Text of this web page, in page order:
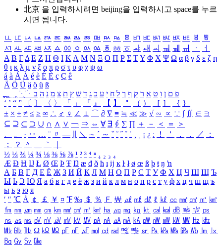
北京 을 입력하시려면 beijing을 입력하시고 space를 누르
시면 됩니다.
ㅥ ㅦ ㅧ ㅨ ㅩ ㅪ ㅫ ㅬ ㅭ ㅮ ㅯ ㅰ ㅱ ㅲ ㅳ ㅴ ㅵ ㅶ ㅷ ㅸ
ㅹ
ㅺ ㅻ ㅼ ㅽ ㅾ ㅿ ㆀ ㆁ ㆂ ㆃ ㆄ ㆅ ㆆ ㆇ ㆈ ㆉ ㆊ ㆋ ㆌ ㆍ
ㆎ
Α Β ΓΔ Ε Ζ Η Θ Ι ΚΛ Μ Ν Ξ Ο Π Ρ Σ ΤΥ Φ Χ Ψ Ω α β γ δ ε ζ η
θ ι κ λ μ ν ξ ο π ρ σ τ υ φ χ ψ ω
á à Á À é è É È ç Ç ê
Ä Ö Ü ä ö ü ß
ִֶֹ ֻּ ׁׂ פ ם ן ו ט א ר ק ף ך ל ח י ע כ ג ד ש ץ ת צ מ נ ה ב
‘ ’ “ ” 〔 〕 〈 〉 「 」 『 』 【 】 ＂ （ ） ［ ］ ｛ ｝
± × ÷ ≠ ≤ ≥ ∞ ∴ ♂ ♀ ∠ ⊥ ⌒ ∂ ∇ ≡ ≒ ≪ ≫ √ ∽ ∝ ∵ ∫ ∬ ∈ ∋
⊆ ⊇ ⊂ ⊃ ∪ ∩ ∧ ∨ ￢ ⇒ ⇔ ∀ ∃ ∮ ∑ ∏ ＋ － ＜ ＝
＞
、
。 · ‥ … ¨ 〃 ― ＼ ∼ ´ ～ ˇ ˘ ˝ ˚ ˙ ¸ ¡ ¿ ː ！ ＇ ， ． ／
：
；
？ ＾ ｀
½ ⅓ ⅔ ¼ ¾ ⅛ ⅜ ⅝ ⅞ ¹ ² ³ ⁴ ⁿ ₁ ₂ ₃ ₄
Æ Ð Ħ Ĳ Ł Ø Œ Þ Ŧ Ŋ æ đ ð ħ ı ĳ ĸ ŀ ł ø œ ß þ ŧ ŋ ŉ
А Б В Г Д Е Ё Ж З И Й К Л М Н О П Р С Т У Ф Х Ц Ч Ш Щ Ъ
Ы Ь Э Ю Я а б в г д е ё ж з и й к л м н о п р с т у ф х ц ч ш щ ъ
ы ь э ю я
′ ″ ℃ Å ￠ ￡ ￥ ¤ ℉ ‰ ＄ ％ Ｆ ￦ ㎕ ㎖ ㎗ ℓ ㎘ ㏄ ㎣ ㎤ ㎥ ㎦
㎙ ㎚ ㎛ ㎜ ㎝ ㎞ ㎟ ㎠ ㎡ ㎢ ㏊ ㎍ ㎎ ㎏ ㏏ ㎈ ㎉ ㏈ ㎧ ㎨ ㎰
㎱ ㎲ ㎳ ㎴ ㎵ ㎶ ㎷ ㎸ ㎹ ㎀ ㎁ ㎂ ㎃ ㎄ ㎺ ㎻ ㎽ ㎾ ㎿ ㎐ ㎑
㎒ ㎓ ㎔ Ω ㏀ ㏁ ㎊ ㎋ ㎌ ㏖ ㏅ ㎭ ㎮ ㎯ ㏛ ㎩ ㎪ ㎫ ㎬ ㏝ ㏐
㏓
㏃ ㏉ ㏜ ㏆